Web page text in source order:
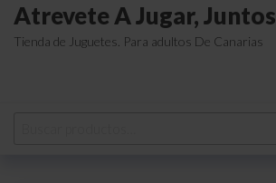
Atrevete A Jugar, Juntos
Tienda de Juguetes. Para adultos De Canarias